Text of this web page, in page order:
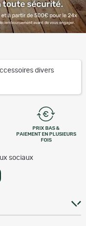
divers
PRIX BAS &
PAIEMENT EN PLUSIEURS
FOIS
sociaux